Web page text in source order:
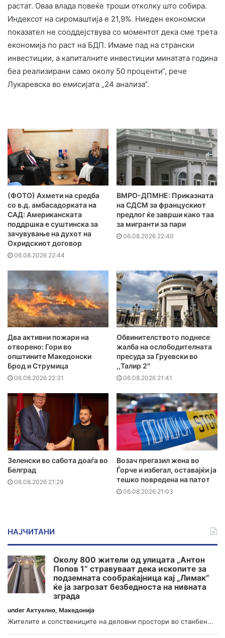
растат. Оваа влада повеќе троши отколку што собира.
Индексот на сиромаштија е 21,9%. Ниеден економски
показател не сооддејствува со моментот дека сме трета
економија по раст на БДП. Имаме пад на странски
инвестиции, а капиталните инвестиции минатата година
беа реализирани само околу 50 проценти“, рече
Лукаревска во емисијата „24 анализа“.
(ФОТО) Ахмети на средба
со в.д. амбасадорката на
САД: Американската
поддршка е суштинска за
зачувување на духот на
Охридскиот договор
06.08.2026 22:44
ВМРО-ДПМНЕ: Приказната
на СДСМ за францускиот
предлог ќе заврши како таа
за мигранти за пари
06.08.2026 22:40
Два активни пожари на
отворено: Гори во
општините Македонски
Брод и Струмица
06.08.2026 22:31
Обвинителството поднесе
жалба на ослободителната
пресуда за Груевски во
,,Талир 2″
06.08.2026 21:41
Зеленски во сабота доаѓа во
Белград
06.08.2026 21:29
Возач прегазил жена во
Ѓорче и избегал, оставајќи ја
тешко повредена на патот
06.08.2026 21:03
НАЈЧИТАНИ
Околу 800 жители од улицата „Антон
Попов 1“ стравуваат дека ископите за
подземната сообраќајница кај „Лимак“
ќе ја загрозат безбедноста на нивната
зграда
under Актуелно, Македонија
Жителите и сопствениците на деловни простори во станбен...